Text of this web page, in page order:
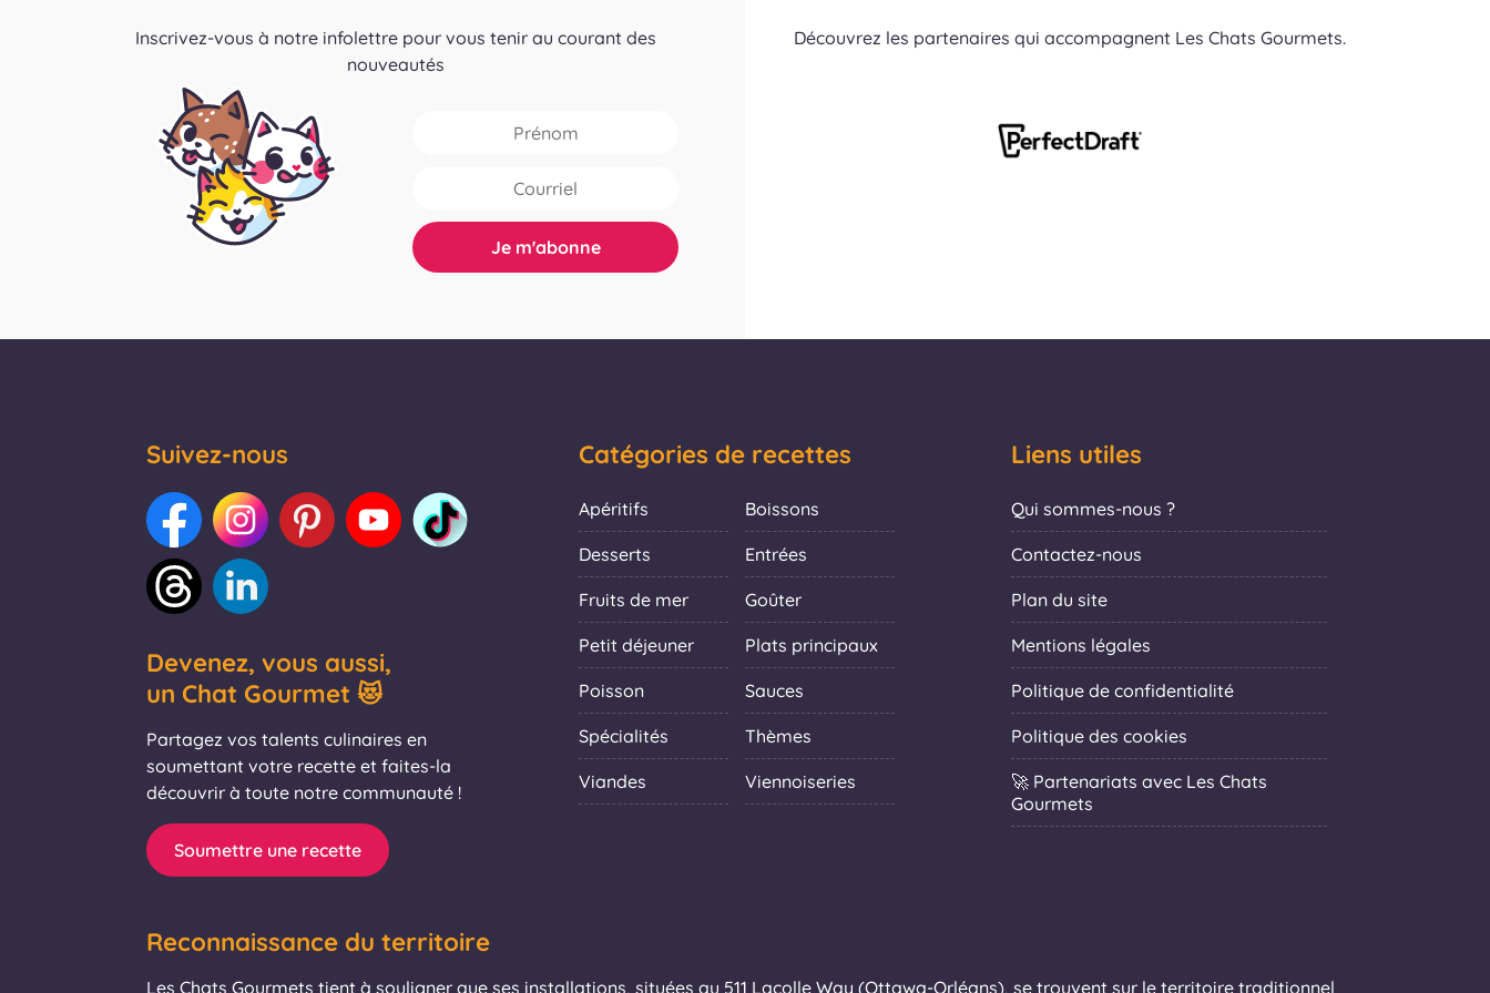
Inscrivez-vous à notre infolettre pour vous tenir au courant des
nouveautés
Découvrez les partenaires qui accompagnent Les Chats Gourmets.
Suivez-nous
Devenez, vous aussi,
un Chat Gourmet 😻
Partagez vos talents culinaires en
soumettant votre recette et faites-la
découvrir à toute notre communauté !
Soumettre une recette
Catégories de recettes
Apéritifs Boissons
Desserts Entrées
Fruits de mer Goûter
Petit déjeuner Plats principaux
Poisson Sauces
Spécialités Thèmes
Viandes Viennoiseries
Liens utiles
Qui sommes-nous ?
Contactez-nous
Plan du site
Mentions légales
Politique de confidentialité
Politique des cookies
🚀 Partenariats avec Les Chats
Gourmets
Reconnaissance du territoire
Les Chats Gourmets tient à souligner que ses installations, situées au 511 Lacolle Way (Ottawa-Orléans), se trouvent sur le territoire traditionnel